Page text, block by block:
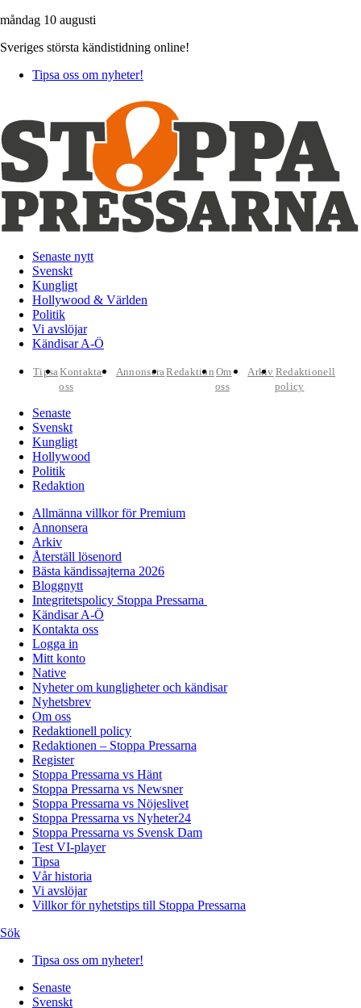
måndag 10 augusti
Sveriges största kändistidning online!
Tipsa oss om nyheter!
Senaste nytt
Svenskt
Kungligt
Hollywood & Världen
Politik
Vi avslöjar
Kändisar A-Ö
TipsaKontakta
oss
AnnonseraRedaktion Om
oss
Arkiv Redaktionell
policy
Senaste
Svenskt
Kungligt
Hollywood
Politik
Redaktion
Allmänna villkor för Premium
Annonsera
Arkiv
Återställ lösenord
Bästa kändissajterna 2026
Bloggnytt
Integritetspolicy Stoppa Pressarna
Kändisar A-Ö
Kontakta oss
Logga in
Mitt konto
Native
Nyheter om kungligheter och kändisar
Nyhetsbrev
Om oss
Redaktionell policy
Redaktionen – Stoppa Pressarna
Register
Stoppa Pressarna vs Hänt
Stoppa Pressarna vs Newsner
Stoppa Pressarna vs Nöjeslivet
Stoppa Pressarna vs Nyheter24
Stoppa Pressarna vs Svensk Dam
Test VI-player
Tipsa
Vår historia
Vi avslöjar
Villkor för nyhetstips till Stoppa Pressarna
Sök
Tipsa oss om nyheter!
Senaste
Svenskt